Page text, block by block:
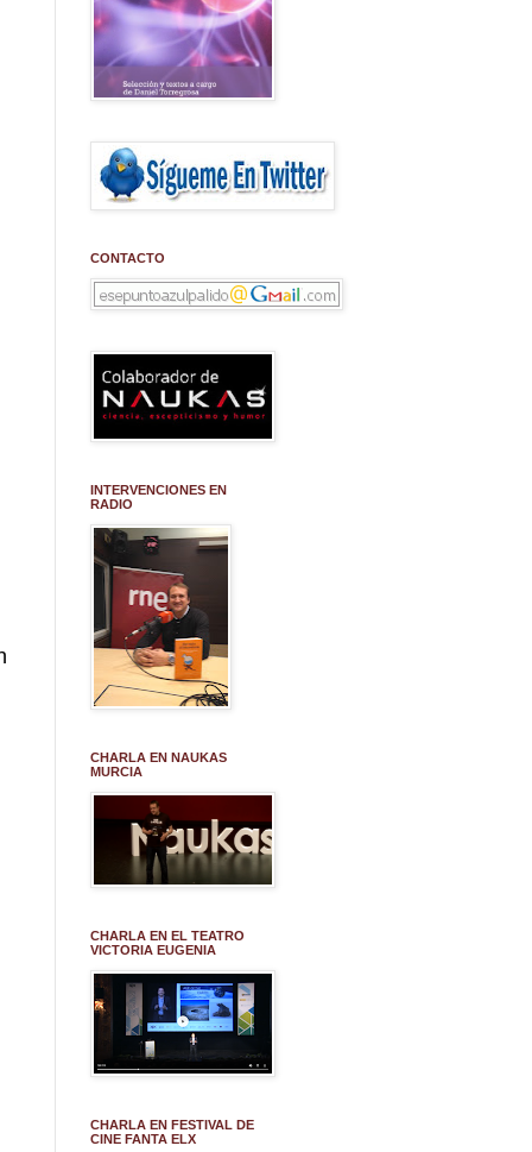
CONTACTO
INTERVENCIONES EN
RADIO
CHARLA EN NAUKAS
MURCIA
CHARLA EN EL TEATRO
VICTORIA EUGENIA
CHARLA EN FESTIVAL DE
CINE FANTA ELX